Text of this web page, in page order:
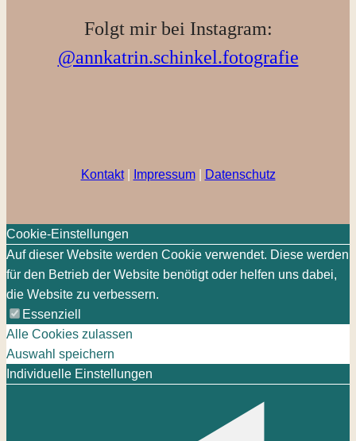
Folgt mir bei Instagram:
@annkatrin.schinkel.fotografie
Kontakt| Impressum| Datenschutz
Cookie-Einstellungen
Auf dieser Website werden Cookie verwendet. Diese werden
für den Betrieb der Website benötigt oder helfen uns dabei,
die Website zu verbessern.
Essenziell
Alle Cookies zulassen
Auswahl speichern
Individuelle Einstellungen